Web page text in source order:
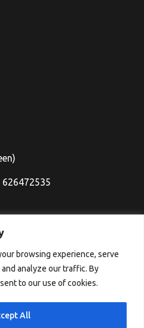
browsing experience, serve
analyze our traffic. By
to our use of cookies.
All